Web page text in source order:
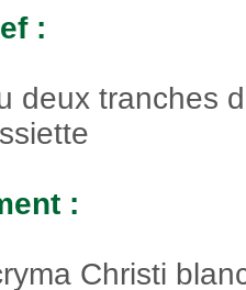
:
deux tranches
:
Christi